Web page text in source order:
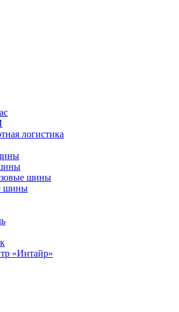
логистика
шины
шины
«Интайр»